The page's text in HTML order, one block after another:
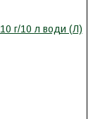
10 г/10 л води (Л)